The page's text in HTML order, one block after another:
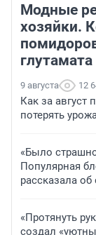
Модные
хозяйки.
9 августа 12
Как за август
потерять
«Было
Популярная
рассказала об
«Протянуть
создал